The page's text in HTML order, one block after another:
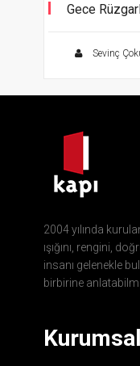
Gece
Sevinç
2004 yılında
ışığını, rengini,
insanı gelenekle
birbirine
Kurumsal